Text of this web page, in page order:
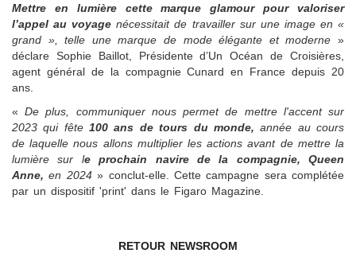
Mettre en lumière cette marque glamour pour valoriser
l’appel au voyagenécessitait de travailler sur une image en «
grand », telle une marque de mode élégante et moderne »
déclare Sophie Baillot, Présidente d’Un Océan de Croisières,
agent général de la compagnie Cunard en France depuis 20
ans.
« De plus, communiquer nous permet de mettre l'accent sur
2023 qui fête100 ans de tours du monde, année au cours
de laquelle nous allons multiplier les actions avant de mettre la
lumière sur le prochain navire de la compagnie, Queen
Anne, en 2024» conclut-elle. Cette campagne sera complétée
par un dispositif 'print' dans le Figaro Magazine.
RETOUR NEWSROOM